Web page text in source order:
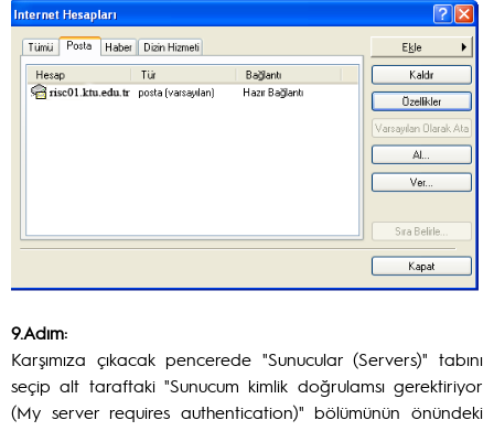
9.Adım:
Karşımıza çıkacak pencerede "Sunucular (Servers)" tabını
seçip alt taraftaki "Sunucum kimlik doğrulamsı gerektiriyor
(My server requires authentication)" bölümünün önündeki